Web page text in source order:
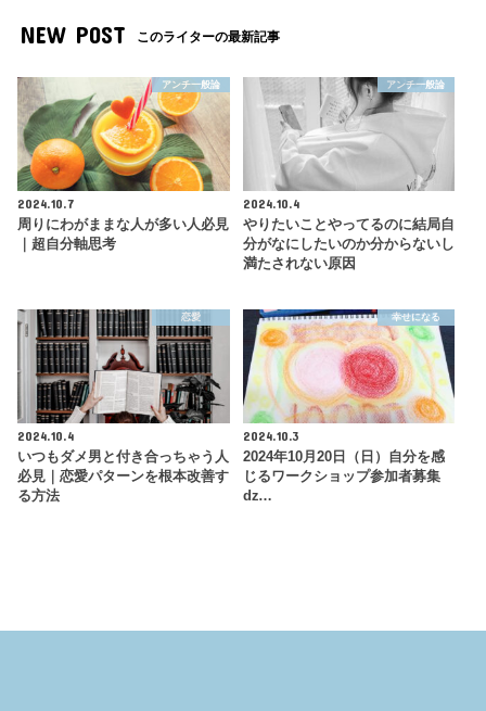
NEW POST このライターの最新記事
アンチ一般論
2024.10.7
周りにわがままな人が多い人必見
｜超自分軸思考
アンチ一般論
2024.10.4
やりたいことやってるのに結局自
分がなにしたいのか分からないし
満たされない原因
恋愛
2024.10.4
いつもダメ男と付き合っちゃう人
必見｜恋愛パターンを根本改善す
る方法
幸せになる
2024.10.3
2024年10月20日（日）自分を感
じるワークショップ参加者募集
ǳ…